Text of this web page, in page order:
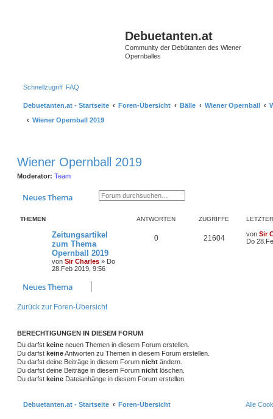
Debuetanten.at
Community der Debütanten des Wiener
Opernballes
Schnellzugriff FAQ
Debuetanten.at - Startseite Foren-Übersicht Bälle Wiener Opernball
Wiener Opernball 2019
Wiener Opernball 2019
Moderator: Team
Neues Thema Suche
Erweiterte Suche
THEMEN ANTWORTEN ZUGRIFFE
Zeitungsartikel
zum Thema
Opernball 2019
von Sir Charles » Do
28.Feb 2019, 9:56
0 21604 von Sir
Do
Neues Thema
Zurück zur Foren-Übersicht
BERECHTIGUNGEN IN DIESEM FORUM
Du darfst keine neuen Themen in diesem Forum erstellen.
Du darfst keineAntworten zu Themen in diesem Forum erstellen.
Du darfst deine Beiträge in diesem Forum nicht ändern.
Du darfst deine Beiträge in diesem Forum nicht löschen.
Du darfst keine Dateianhänge in diesem Forum erstellen.
Debuetanten.at - Startseite Foren-Übersicht Alle